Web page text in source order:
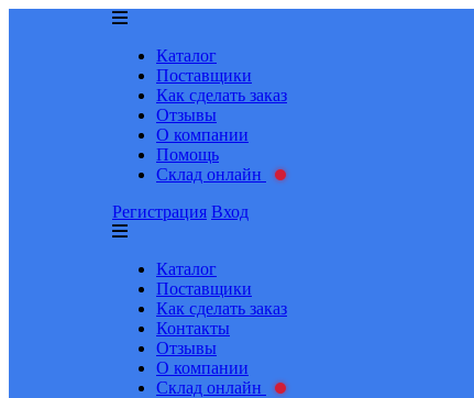
Каталог
Поставщики
Как сделать заказ
Отзывы
О компании
Помощь
Склад онлайн
Регистрация Вход
Каталог
Поставщики
Как сделать заказ
Контакты
Отзывы
О компании
Склад онлайн